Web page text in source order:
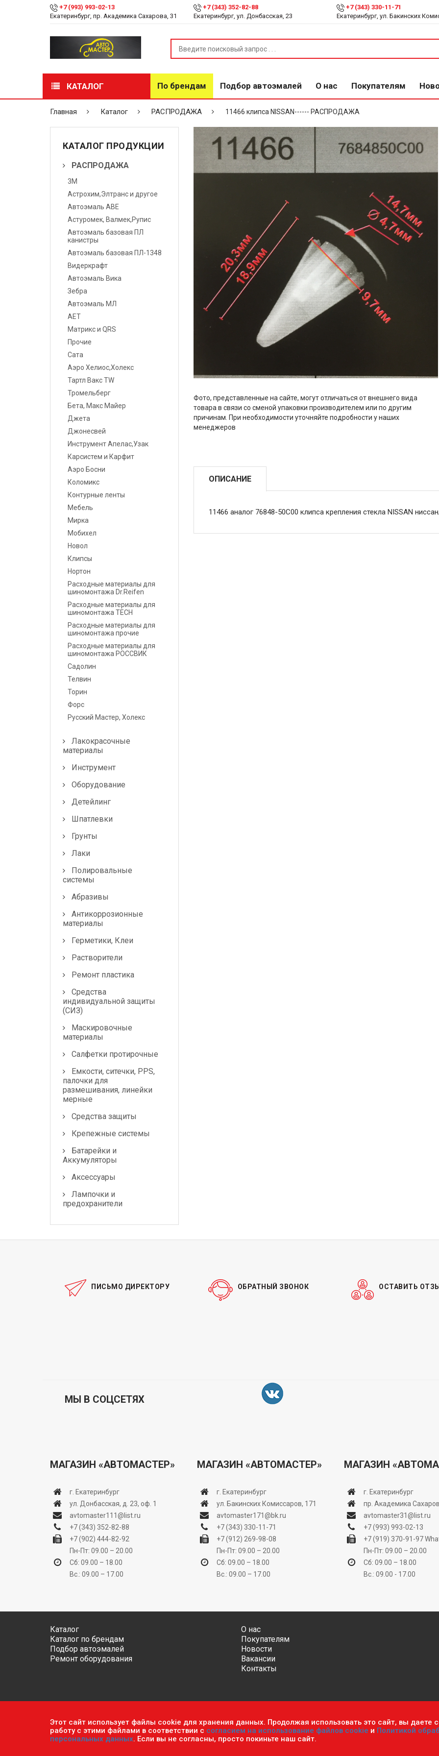
+7 (993) 993-02-13
Екатеринбург, пр. Академика Сахарова, 31
+7 (343) 352-82-88
Екатеринбург, ул. Донбасская, 23
+7 (343) 330-11-71
Екатеринбург, ул. Бакинских
КАТАЛОГ По брендам Подбор автоэмалей О нас Покупателям
РАСПРОДАЖА
Лакокрасочные
материалы
Инструмент
Оборудование
Полировальные системы
Антикоррозионные
Герметики, Клеи
Растворители
Ремонт пластика
Средства индивидуальной
защиты (СИЗ)
Маскировочные
Салфетки протирочные
Емкости, ситечки, PPS,
палочки для
размешивания, линейки
Средства защиты
Крепежные системы
Батарейки и
Аккумуляторы
Аксессуары
Лампочки и
предохранители
Главная Каталог РАСПРОДАЖА 11466 клипса NISSAN------ РАСПРОДАЖА
КАТАЛОГ ПРОДУКЦИИ
РАСПРОДАЖА
3М
Астрохим,Элтранс и другое
Автоэмаль АВЕ
Астуромек, Валмек,Рупис
Автоэмаль базовая ПЛ
канистры
Автоэмаль базовая ПЛ-1348
Видеркрафт
Автоэмаль Вика
Зебра
Автоэмаль МЛ
АЕТ
Матрикс и QRS
Прочие
Сата
Аэро Хелиос,Холекс
Тартл Вакс TW
Тромельберг
Бета, Макс Майер
Джета
Джонесвей
Инструмент Апелас,Узак
Карсистем и Карфит
Аэро Босни
Коломикс
Контурные ленты
Мебель
Мирка
Мобихел
Новол
Клипсы
Нортон
Расходные материалы для
шиномонтажа Dr.Reifen
Расходные материалы для
шиномонтажа TECH
Расходные материалы для
шиномонтажа прочие
Расходные материалы для
шиномонтажа РОССВИК
Садолин
Телвин
Торин
Форс
Русский Мастер, Холекс
Лакокрасочные
материалы
Инструмент
Оборудование
Детейлинг
Шпатлевки
Грунты
Лаки
Полировальные
системы
Абразивы
Антикоррозионные
материалы
Герметики, Клеи
Растворители
Ремонт пластика
Средства
индивидуальной защиты
(СИЗ)
Маскировочные
материалы
Салфетки протирочные
Емкости, ситечки, PPS,
палочки для
размешивания, линейки
мерные
Средства защиты
Крепежные системы
Батарейки и
Аккумуляторы
Аксессуары
Лампочки и
предохранители
Фото, представленные на сайте, могут отличаться от внешнего вида
товара в связи со сменой упаковки производителем или по другим
причинам. При необходимости уточняйте подробности у наших
менеджеров
ОПИСАНИЕ
11466 аналог 76848-50C00 клипса крепления стекла NISSAN
ПИСЬМО ДИРЕКТОРУ ОБРАТНЫЙ ЗВОНОК ОСТАВИТЬ
МЫ В СОЦСЕТЯХ
МАГАЗИН «АВТОМАСТЕР»
г. Екатеринбург
ул. Донбасская, д. 23, оф. 1
avtomaster111@list.ru
+7 (343) 352-82-88
+7 (902) 444-82-92
Пн-Пт: 09.00 – 20.00
Сб: 09.00 – 18.00
Вс.: 09.00 – 17.00
МАГАЗИН «АВТОМАСТЕР»
г. Екатеринбург
ул. Бакинских Комиссаров, 171
avtomaster171@bk.ru
+7 (343) 330-11-71
+7 (912) 269-98-08
Пн-Пт: 09.00 – 20.00
Сб: 09.00 – 18.00
Вс.: 09.00 – 17.00
МАГАЗИН
г. Екатеринбург
пр. Академика
avtomaster31@list.ru
+7 (993) 993-02-13
+7 (919) 370-91-97
Пн-Пт: 09.00 – 20.00
Сб: 09.00 – 18.00
Вс.: 09.00 - 17.00
Каталог
Каталог по брендам
Подбор автоэмалей
Ремонт оборудования
О нас
Покупателям
Новости
Вакансии
Контакты
Обратите внимание, что данный сайт носит исключительно информационный характер и ни при каких условиях не
ч.2 ст. 437 Гражданского кодекса РФ.Политика конфиденциальности персональных данных Пользовательское
Этот сайт использует файлы cookie для хранения данных. Продолжая использовать это сайт, вы даете
работу с этими файлами в соответствии с согласием на использование файлов cookie и Политикой
персональных данных. Если вы не согласны, просто покиньте наш сайт.